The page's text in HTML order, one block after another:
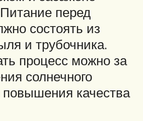
перед
состоять из
и трубочника.
процесс можно за
солнечного
качества